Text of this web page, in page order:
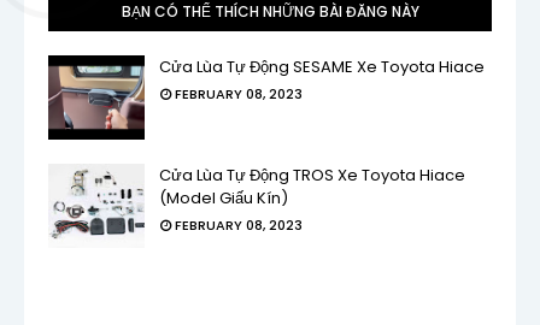
BẠN CÓ THỂ THÍCH NHỮNG BÀI ĐĂNG NÀY
Cửa Lùa Tự Động SESAME Xe Toyota Hiace
FEBRUARY 08, 2023
Cửa Lùa Tự Động TROS Xe Toyota Hiace
(Model Giấu Kín)
FEBRUARY 08, 2023